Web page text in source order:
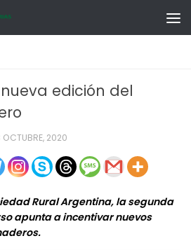
edición del
OCTUBRE, 2020
Rural Argentina, la segunda
apunta a incentivar nuevos